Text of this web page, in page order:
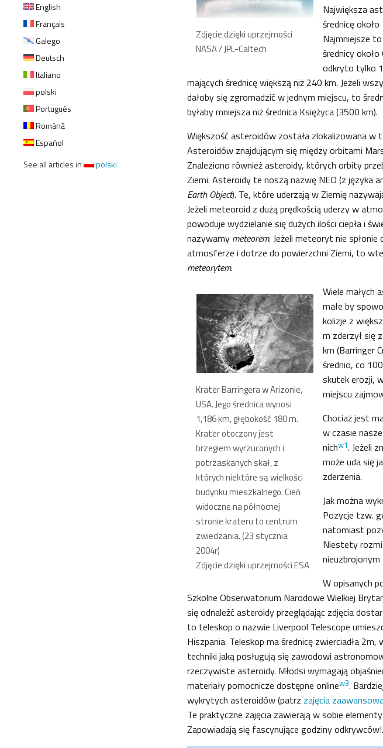
English
Français
Galego
Deutsch
Italiano
polski
Português
Română
Español
See all articles in
polski
Zdjęcie dzięki uprzejmości
NASA / JPL-Caltech
Największa
średnicę
Najmniejsze
średnicy
odkryto tylko
mających średnicę większą niż 240 km. Jeżeli
dałoby się zgromadzić w jednym miejscu, to
byłaby mniejsza niż średnica Księżyca (3500 km).
Większość asteroidów została zlokalizowana w
Asteroidów znajdującym się między orbitami
Znaleziono również asteroidy, których orbity
Ziemi. Asteroidy te noszą nazwę NEO (z języka
Earth Object). Te, które uderzają w Ziemię
Jeżeli meteoroid z dużą prędkością uderzy w
powoduje wydzielanie się dużych ilości ciepła i
nazywamy meteorem. Jeżeli meteoryt nie spłonie
atmosferze i dotrze do powierzchni Ziemi, to
meteorytem.
Krater Barringera w Arizonie,
USA. Jego średnica wynosi
1,186 km, głębokość 180 m.
Krater otoczony jest
brzegiem wyrzuconych i
potrzaskanych skał, z
których niektóre są wielkości
budynku mieszkalnego. Cień
widoczne na północnej
stronie krateru to centrum
zwiedzania. (23 stycznia
2004r)
Zdjęcie dzięki uprzejmości ESA
Wiele małych
małe by
kolizje z
m zderzył się
km (Barringer
średnio, co
skutek erozji,
miejscu
Chociaż jest
w czasie
nichw1. Jeżeli
może uda się
zderzenia.
Jak można
Pozycje tzw.
natomiast
Niestety
W opisanych
Szkolne Obserwatorium Narodowe Wielkiej
się odnaleźć asteroidy przeglądając zdjęcia
to teleskop o nazwie Liverpool Telescope
Hiszpania. Teleskop ma średnicę zwierciadła
techniki jaką posługują się zawodowi
rzeczywiste asteroidy. Młodsi wymagają
materiały pomocnicze dostępne onlinew3.
wykrytych asteroidów (patrz zajęcia
Te praktyczne zajęcia zawierają w sobie
Zapowiadają się fascynujące godziny odkrywców!.